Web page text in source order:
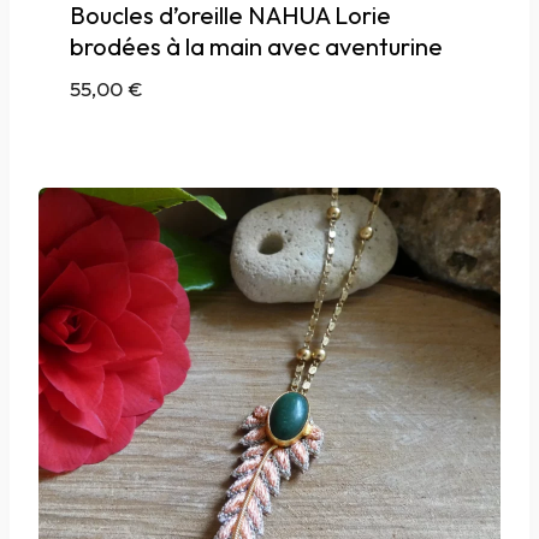
Boucles d’oreille NAHUA Lorie
brodées à la main avec aventurine
55,00€